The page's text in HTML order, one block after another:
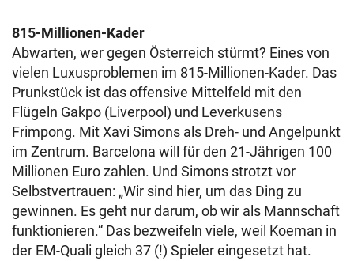
815-Millionen-Kader
Abwarten, wer gegen Österreich stürmt? Eines von
vielen Luxusproblemen im 815-Millionen-Kader. Das
Prunkstück ist das offensive Mittelfeld mit den
Flügeln Gakpo (Liverpool) und Leverkusens
Frimpong. Mit Xavi Simons als Dreh- und Angelpunkt
im Zentrum. Barcelona will für den 21-Jährigen 100
Millionen Euro zahlen. Und Simons strotzt vor
Selbstvertrauen: „Wir sind hier, um das Ding zu
gewinnen. Es geht nur darum, ob wir als Mannschaft
funktionieren.“ Das bezweifeln viele, weil Koeman in
der EM-Quali gleich 37 (!) Spieler eingesetzt hat.